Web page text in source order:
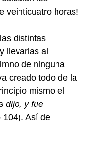
veinticuatro horas!
distintas
llevarlas al
de ninguna
creado todo de la
mismo el
dijo, y fue
104). Así de